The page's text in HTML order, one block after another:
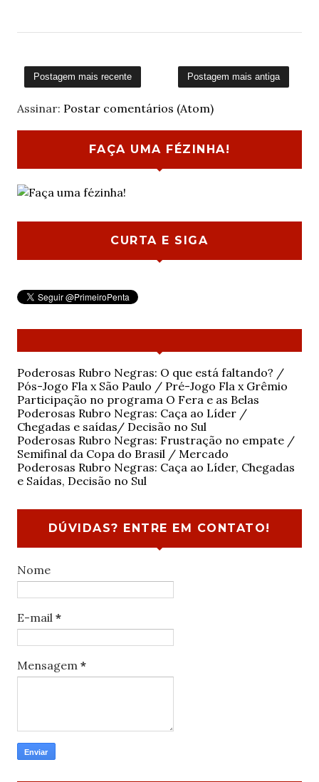
Postagem mais recente Postagem mais antiga
Assinar: Postar comentários (Atom)
FAÇA UMA FÉZINHA!
CURTA E SIGA
Poderosas Rubro Negras: O que está faltando? /
Pós-Jogo Fla x São Paulo / Pré-Jogo Fla x Grêmio
Participação no programa O Fera e as Belas
Poderosas Rubro Negras: Caça ao Líder /
Chegadas e saídas/ Decisão no Sul
Poderosas Rubro Negras: Frustração no empate /
Semifinal da Copa do Brasil / Mercado
Poderosas Rubro Negras: Caça ao Líder, Chegadas
e Saídas, Decisão no Sul
DÚVIDAS? ENTRE EM CONTATO!
Nome
E-mail *
Mensagem *